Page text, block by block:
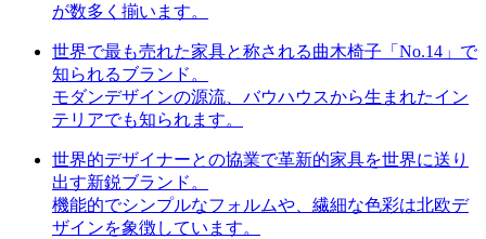
が数多く揃います。
世界で最も売れた家具と称される​曲木椅子「No.14」で
知られるブランド。
モダンデザインの源流、バウハウスから生まれたイン
テリアでも知られます。
世界的デザイナーとの協業で革新的家具を世界に送り
出す新鋭ブランド。
機能的でシンプルなフォルムや、繊細な色彩は北欧デ
ザインを象徴しています。